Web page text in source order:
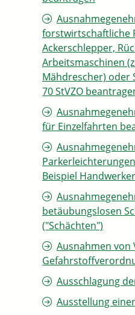
forstwirtschaftliche
Ackerschlepper,
Arbeitsmaschinen
Mähdrescher) oder
70 StVZO
für Einzelfahrten
Beispiel
betäubungslosen
("Schächten")
Ausnahmen
Ausschlagung
Ausstellung